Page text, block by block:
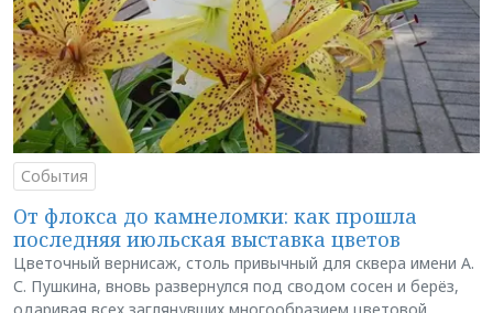
События
От флокса до камнеломки: как прошла
последняя июльская выставка цветов
Цветочный вернисаж, столь привычный для сквера имени А.
С. Пушкина, вновь развернулся под сводом сосен и берёз,